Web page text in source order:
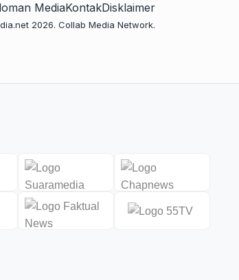
MediaKontakDisklaimer
2026. Collab Media Network.